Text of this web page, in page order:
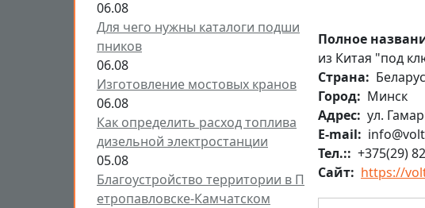
06.08
Для чего нужны каталоги подши
пников
06.08
Изготовление мостовых кранов
06.08
Как определить расход топлива
дизельной электростанции
05.08
Благоустройство территории в П
етропавловске-Камчатском
Полное
из Китая "под
Страна
Город
Минск
Aдрес ул.
E-mail
Тел.:
+375(29)
Сайт
https://